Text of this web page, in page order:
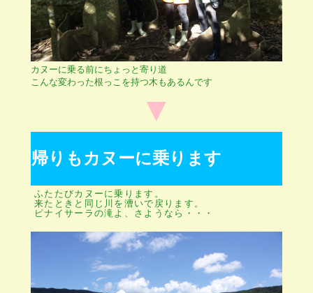
カヌーに乗る前にちょっと寄り道
こんな変わった根っこを持つ木もあるんです
▼
帰りもカヌーに乗ります
ふたたびカヌーに乗ります。
来たときと同じ川を漕いで戻ります。
ピナイサーラの滝よ、さようなら・・・